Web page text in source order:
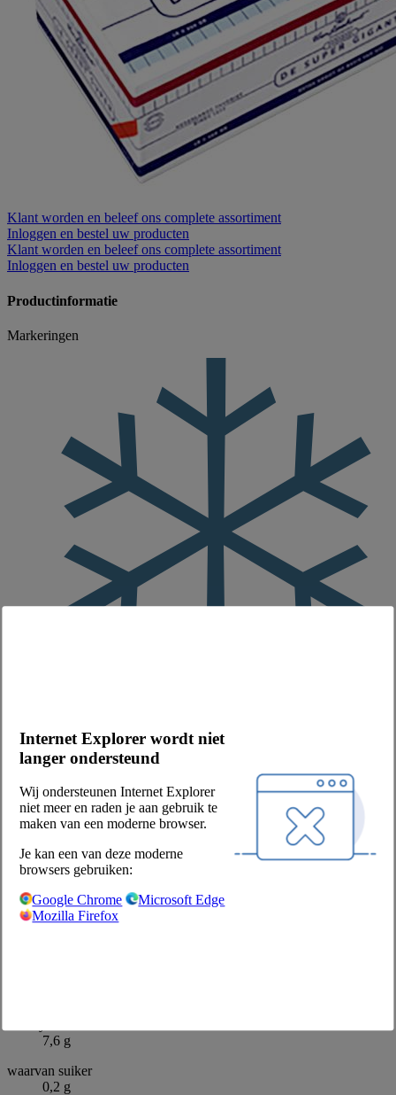
Internet Explorer wordt niet
langer ondersteund
Wij ondersteunen Internet Explorer
niet meer en raden je aan gebruik te
maken van een moderne browser.
Je kan een van deze moderne
browsers gebruiken:
Google Chrome
Microsoft Edge
Mozilla Firefox
Klant worden en beleef ons complete assortiment
Inloggen en bestel uw producten
Klant worden en beleef ons complete assortiment
Inloggen en bestel uw producten
Productinformatie
Markeringen
Merk
van Lieshout
Frikandel met kippenseparatorvlees, voorgegaard, diepvries.
Voedingswaarden per 100 g:
911 kJ
219 kcal
7,6 g
waarvan suiker
0,2 g